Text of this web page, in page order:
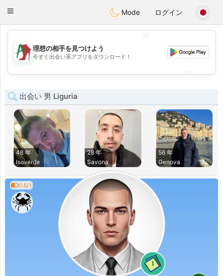
AmamiOra
Toggle
Mode ログイン
💖
💕
理想の相手を見つけよう
今すぐ出会い系アプリをダウンロード！
出会い 男 Liguria
48 年
Isoverde
28 年
Savona
56 年
Genova
0.6/1
1